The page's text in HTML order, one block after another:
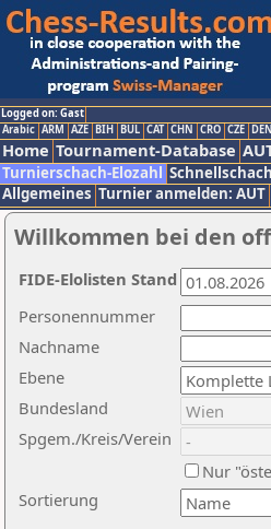
Logged on: Gast
Arabic ARM AZE BIH BUL CAT CHN CRO CZE DEN
Home Tournament-Database
Turnierschach-Elozahl
Allgemeines Turnier anmelden: AUT
Willkommen bei den
Nachname
Ebene
Sortierung
Personennummer
Bundesland
Spgem./Kreis/Verein
Nur
FIDE-Elolisten Stand